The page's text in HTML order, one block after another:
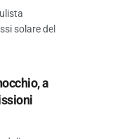
solare del
a